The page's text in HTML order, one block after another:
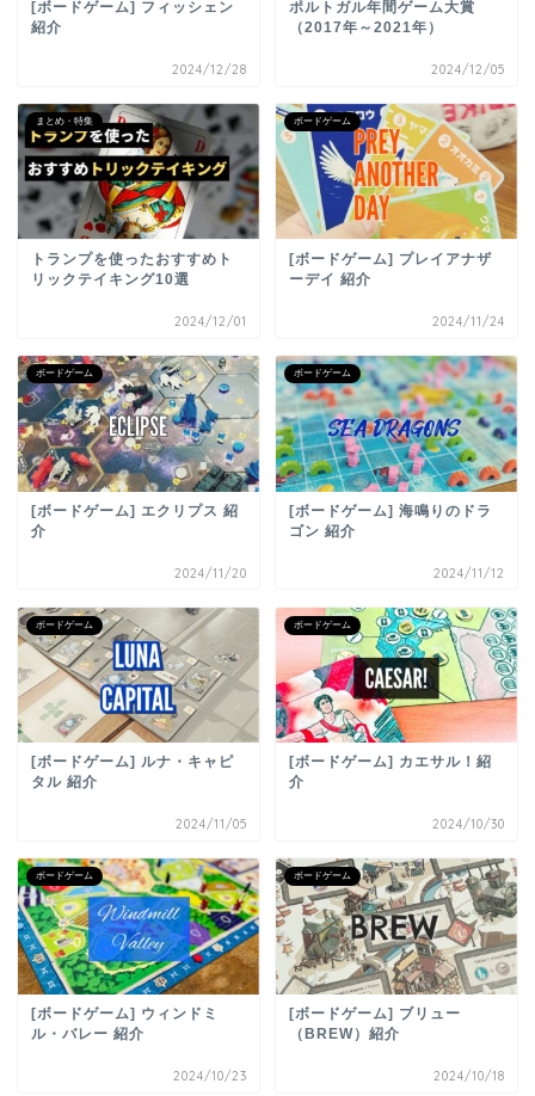
[ボードゲーム] フィッシェン
紹介
2024/12/28
ポルトガル年間ゲーム大賞
（2017年～2021年）
2024/12/05
まとめ・特集
トランプを使ったおすすめト
リックテイキング10選
2024/12/01
ボードゲーム
[ボードゲーム] プレイアナザ
ーデイ 紹介
2024/11/24
ボードゲーム
[ボードゲーム] エクリプス 紹
介
2024/11/20
ボードゲーム
[ボードゲーム] 海鳴りのドラ
ゴン 紹介
2024/11/12
ボードゲーム
[ボードゲーム] ルナ・キャピ
タル 紹介
2024/11/05
ボードゲーム
[ボードゲーム] カエサル！紹
介
2024/10/30
ボードゲーム
[ボードゲーム] ウィンドミ
ル・バレー 紹介
2024/10/23
ボードゲーム
[ボードゲーム] ブリュー
（BREW）紹介
2024/10/18